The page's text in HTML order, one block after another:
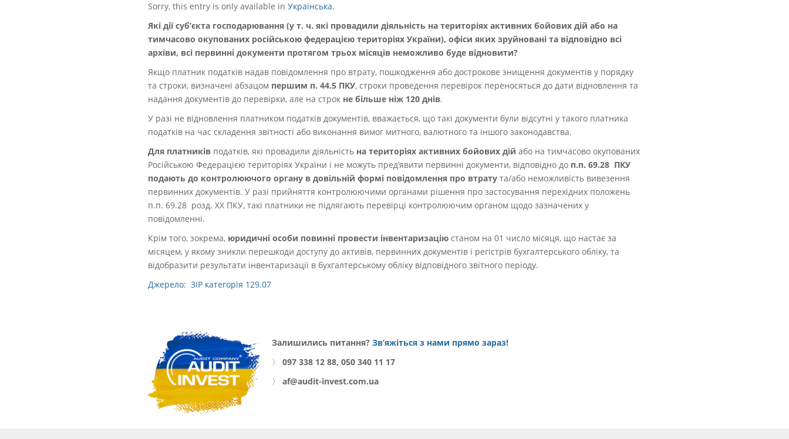
Sorry, this entry is only available in Українська.
Які дії суб’єкта господарювання (у т. ч. які провадили діяльність на територіях активних бойових дій або на
тимчасово окупованих російською федерацією територіях України), офіси яких зруйновані та відповідно всі
архіви, всі первинні документи протягом трьох місяців неможливо буде відновити?
Якщо платник податків надав повідомлення про втрату, пошкодження або дострокове знищення документів у порядку
та строки, визначені абзацом першим п. 44.5 ПКУ, строки проведення перевірок переносяться до дати відновлення та
надання документів до перевірки, але на строк не більше ніж 120 днів.
У разі не відновлення платником податків документів, вважається, що такі документи були відсутні у такого платника
податків на час складення звітності або виконання вимог митного, валютного та іншого законодавства.
Для платників податків, які провадили діяльність на територіях активних бойових дій або на тимчасово окупованих
Російською Федерацією територіях України і не можуть пред’явити первинні документи, відповідно до п.п. 69.28 ПКУ
подають до контролюючого органу в довільній формі повідомлення про втрату та/або неможливість вивезення
первинних документів. У разі прийняття контролюючими органами рішення про застосування перехідних положень
п.п. 69.28 розд. ХХ ПКУ, такі платники не підлягають перевірці контролюючим органом щодо зазначених у
повідомленні.
Крім того, зокрема, юридичні особи повинні провести інвентаризацію станом на 01 число місяця, що настає за
місяцем, у якому зникли перешкоди доступу до активів, первинних документів і регістрів бухгалтерського обліку, та
відобразити результати інвентаризації в бухгалтерському обліку відповідного звітного періоду.
Джерело: ЗІР категорія 129.07
Залишились питання? Зв’яжіться з нами прямо зараз!
〉
097 338 12 88, 050 340 11 17
〉
af@audit-invest.com.ua